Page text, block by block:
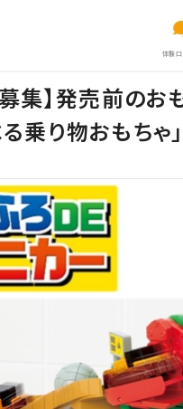
体験
募集】発売前の
乗り物おもちゃ